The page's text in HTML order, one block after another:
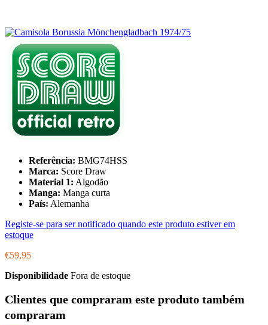
Referência: BMG74HSS
Marca: Score Draw
Material 1: Algodão
Manga: Manga curta
País: Alemanha
Registe-se para ser notificado quando este produto estiver em
estoque
€59,95
Disponibilidade Fora de estoque
Clientes que compraram este produto também
compraram